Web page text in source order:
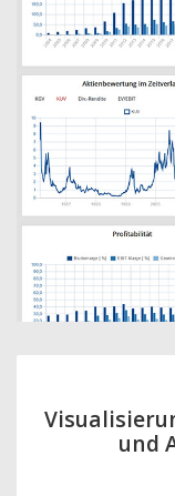
und